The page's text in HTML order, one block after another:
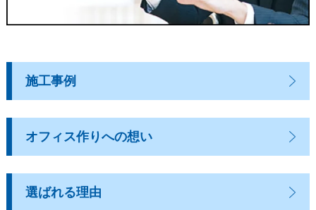
施工事例
オフィス作りへの想い
選ばれる理由